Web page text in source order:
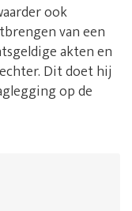
ook
van een
akten en
Dit doet hij
op de